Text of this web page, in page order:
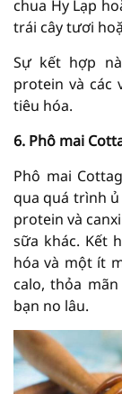
chua Hy Lạp
trái cây tươi
Sự kết hợp
protein và các
tiêu hóa.
6. Phô mai
Phô mai
qua quá trình
protein và
sữa khác. Kết
hóa và một ít
calo, thỏa
bạn no lâu.